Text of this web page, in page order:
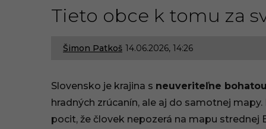
Tieto obce k tomu za
Šimon Patkoš 14.06.2026, 14:26
1
0
Slovensko je krajina s neuveriteľne
hradných zrúcanín, ale aj do samotnej
pocit, že človek nepozerá na mapu strednej